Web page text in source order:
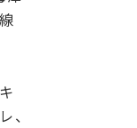
、